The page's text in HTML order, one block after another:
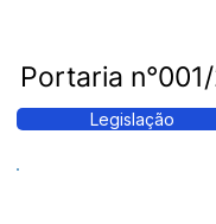
Portaria
Legislação